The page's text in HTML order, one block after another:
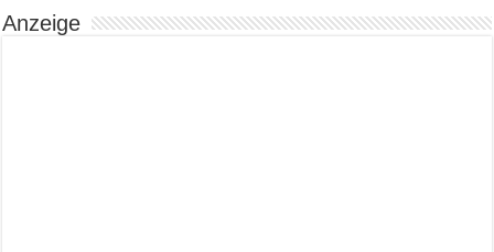
Anzeige